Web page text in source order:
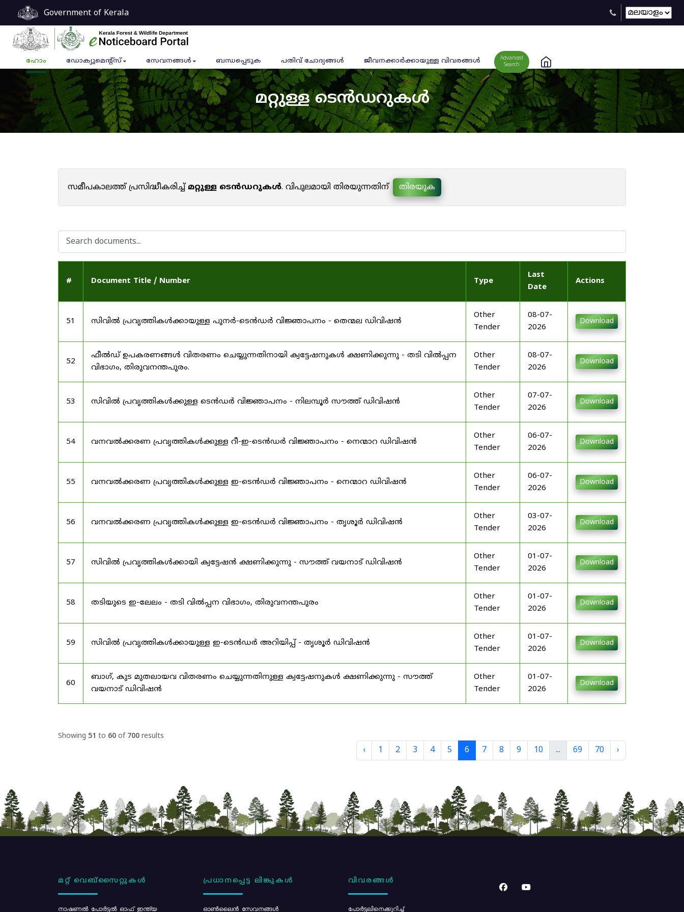
Government of Kerala
ഹോം ഡോക്യുമെൻ്റ്സ് സേവനങ്ങൾ ബന്ധപ്പെടുക പതിവ് ചോദ്യങ്ങൾ ജീവനക്കാര്‍ക്കായുള്ള വിവരങ്ങള്‍
Advanced
Search
മറ്റുള്ള ടെൻഡറുകൾ
സമീപകാലത്ത് പ്രസിദ്ധീകരിച്ച്മറ്റുള്ള ടെൻഡറുകൾ. വിപുലമായി തിരയുന്നതിന് തിരയുക
# Document Title / Number Type
Last
Date
Actions
51 സിവിൽ പ്രവൃത്തികൾക്കായുള്ള പുനർ-ടെൻഡർ വിജ്ഞാപനം - തെന്മല ഡിവിഷൻ
Other
Tender
08-07-
2026
Download
52
ഫീൽഡ് ഉപകരണങ്ങൾ വിതരണം ചെയ്യുന്നതിനായി ക്വട്ടേഷനുകൾ ക്ഷണിക്കുന്നു - തടി വിൽപ്പന
വിഭാഗം, തിരുവനന്തപുരം.
Other
Tender
08-07-
2026
Download
53 സിവിൽ പ്രവൃത്തികൾക്കുള്ള ടെൻഡർ വിജ്ഞാപനം - നിലമ്പൂർ സൗത്ത് ഡിവിഷൻ
Other
Tender
07-07-
2026
Download
54 വനവൽക്കരണ പ്രവൃത്തികൾക്കുള്ള റീ-ഇ-ടെൻഡർ വിജ്ഞാപനം - നെന്മാറ ഡിവിഷൻ
Other
Tender
06-07-
2026
Download
55 വനവൽക്കരണ പ്രവൃത്തികൾക്കുള്ള ഇ-ടെൻഡർ വിജ്ഞാപനം - നെന്മാറ ഡിവിഷൻ
Other
Tender
06-07-
2026
Download
56 വനവൽക്കരണ പ്രവൃത്തികൾക്കുള്ള ഇ-ടെൻഡർ വിജ്ഞാപനം - തൃശൂർ ഡിവിഷൻ
Other
Tender
03-07-
2026
Download
57 സിവിൽ പ്രവൃത്തികൾക്കായി ക്വട്ടേഷൻ ക്ഷണിക്കുന്നു - സൗത്ത് വയനാട് ഡിവിഷൻ
Other
Tender
01-07-
2026
Download
58 തടിയുടെ ഇ-ലേലം - തടി വിൽപ്പന വിഭാഗം, തിരുവനന്തപുരം
Other
Tender
01-07-
2026
Download
59 സിവിൽ പ്രവൃത്തികൾക്കായുള്ള ഇ-ടെൻഡർ അറിയിപ്പ് - തൃശൂർ ഡിവിഷൻ
Other
Tender
01-07-
2026
Download
60
ബാഗ്, കുട മുതലായവ വിതരണം ചെയ്യുന്നതിനുള്ള ക്വട്ടേഷനുകൾ ക്ഷണിക്കുന്നു - സൗത്ത്
വയനാട് ഡിവിഷൻ
Other
Tender
01-07-
2026
Download
Showing 51 to 60 of 700 results
‹ 1 2 3 4 5 6 7 8 9 10 ... 69 70 ›
മറ്റ് വെബ്സൈറ്റുകൾ
നാഷണൽ പോർട്ടൽ ഓഫ് ഇന്ത്യ
പ്രധാനപ്പെട്ട ലിങ്കുകൾ
ഓൺലൈൻ സേവനങ്ങൾ
വിവരങ്ങൾ
പോര്‍ട്ടലിനെക്കുറിച്ച്